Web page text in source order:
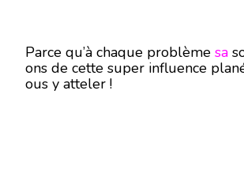
Parce qu’à chaque problème sa
ons de cette super influence
ous y atteler !